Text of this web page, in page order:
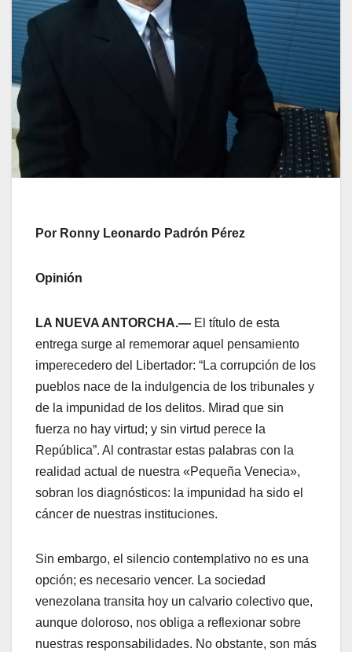
Por Ronny Leonardo Padrón Pérez
Opinión
LA NUEVA ANTORCHA.— El título de esta
entrega surge al rememorar aquel pensamiento
imperecedero del Libertador: “La corrupción de los
pueblos nace de la indulgencia de los tribunales y
de la impunidad de los delitos. Mirad que sin
fuerza no hay virtud; y sin virtud perece la
República”. Al contrastar estas palabras con la
realidad actual de nuestra «Pequeña Venecia»,
sobran los diagnósticos: la impunidad ha sido el
cáncer de nuestras instituciones.
​Sin embargo, el silencio contemplativo no es una
opción; es necesario vencer. La sociedad
venezolana transita hoy un calvario colectivo que,
aunque doloroso, nos obliga a reflexionar sobre
nuestras responsabilidades. No obstante, son más